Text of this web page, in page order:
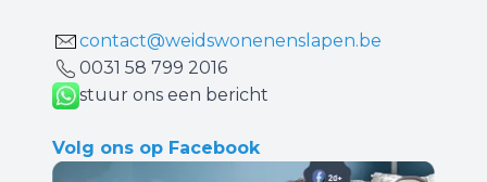
contact@weidswonenenslapen.be
0031 ‪58 799 2016‬
stuur ons een bericht
Volg ons op Facebook